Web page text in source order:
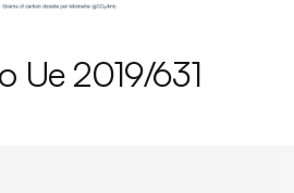
Ue 2019/631